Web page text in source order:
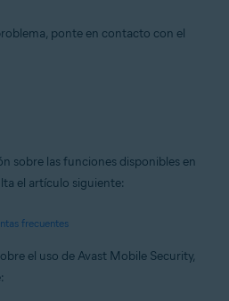
ponte en contacto con el
sobre las funciones disponibles en
el artículo siguiente:
frecuentes
el uso de Avast Mobile Security,